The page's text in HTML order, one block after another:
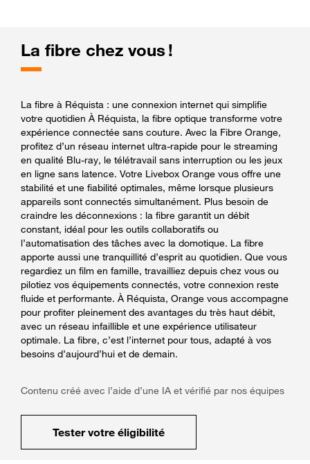
La fibre chez vous !
La fibre à Réquista : une connexion internet qui simplifie
votre quotidien À Réquista, la fibre optique transforme votre
expérience connectée sans couture. Avec la Fibre Orange,
profitez d’un réseau internet ultra-rapide pour le streaming
en qualité Blu-ray, le télétravail sans interruption ou les jeux
en ligne sans latence. Votre Livebox Orange vous offre une
stabilité et une fiabilité optimales, même lorsque plusieurs
appareils sont connectés simultanément. Plus besoin de
craindre les déconnexions : la fibre garantit un débit
constant, idéal pour les outils collaboratifs ou
l’automatisation des tâches avec la domotique. La fibre
apporte aussi une tranquillité d’esprit au quotidien. Que vous
regardiez un film en famille, travailliez depuis chez vous ou
pilotiez vos équipements connectés, votre connexion reste
fluide et performante. À Réquista, Orange vous accompagne
pour profiter pleinement des avantages du très haut débit,
avec un réseau infaillible et une expérience utilisateur
optimale. La fibre, c’est l’internet pour tous, adapté à vos
besoins d’aujourd’hui et de demain.
Contenu créé avec l’aide d’une IA et vérifié par nos équipes
Tester votre éligibilité